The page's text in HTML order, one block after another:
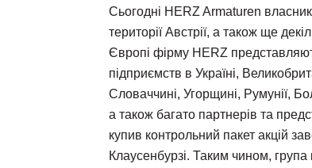
Сьогодні HERZ Armaturen
території Австрії, а також ще
Європі фірму HERZ
підприємств в Україні,
Словаччині, Угорщині, Румунії,
а також багато партнерів та
купив контрольний пакет акцій
Клаусенбурзі. Таким чином,